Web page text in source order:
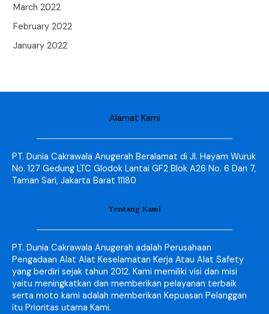
March 2022
February 2022
January 2022
Alamat Kami
PT. Dunia Cakrawala Anugerah Beralamat di Jl. Hayam Wuruk
No. 127 Gedung LTC Glodok Lantai GF2 Blok A26 No. 6 Dan 7,
Taman Sari, Jakarta Barat 11180
Tentang Kami
PT. Dunia Cakrawala Anugerah adalah Perusahaan
Pengadaan Alat Alat Keselamatan Kerja Atau Alat Safety
yang berdiri sejak tahun 2012. Kami memiliki visi dan misi
yaitu meningkatkan dan memberikan pelayanan terbaik
serta moto kami adalah memberikan Kepuasan Pelanggan
itu Prioritas utama Kami.